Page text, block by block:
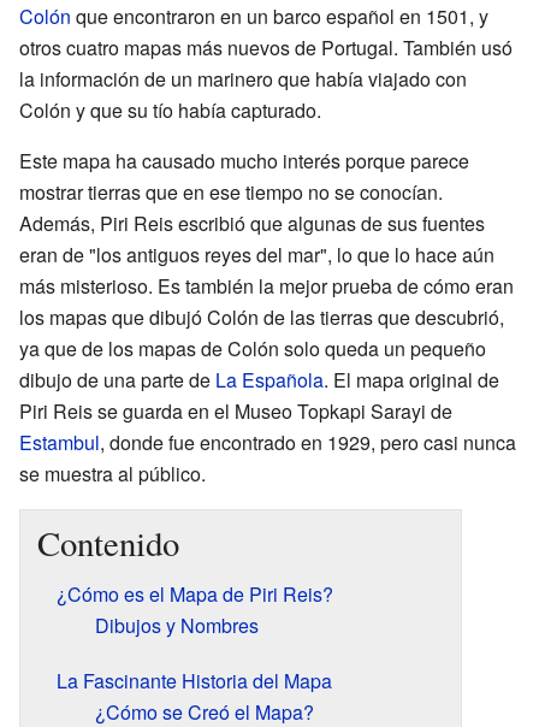
Colón que encontraron en un barco español en 1501, y
otros cuatro mapas más nuevos de Portugal. También usó
la información de un marinero que había viajado con
Colón y que su tío había capturado.
Este mapa ha causado mucho interés porque parece
mostrar tierras que en ese tiempo no se conocían.
Además, Piri Reis escribió que algunas de sus fuentes
eran de "los antiguos reyes del mar", lo que lo hace aún
más misterioso. Es también la mejor prueba de cómo eran
los mapas que dibujó Colón de las tierras que descubrió,
ya que de los mapas de Colón solo queda un pequeño
dibujo de una parte de La Española. El mapa original de
Piri Reis se guarda en el Museo Topkapi Sarayi de
Estambul, donde fue encontrado en 1929, pero casi nunca
se muestra al público.
Contenido
¿Cómo es el Mapa de Piri Reis?
Dibujos y Nombres
La Fascinante Historia del Mapa
¿Cómo se Creó el Mapa?